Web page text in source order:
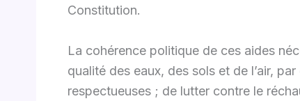
Constitution.
La cohérence politique de ces aides
qualité des eaux, des sols et de l’air,
respectueuses ; de lutter contre le